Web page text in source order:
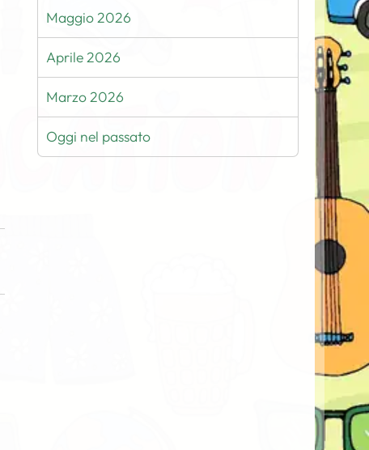
Maggio 2026
Aprile 2026
Marzo 2026
Oggi nel passato